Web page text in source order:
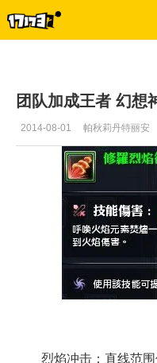
团队加成王者 幻想
2014-08-01 帕秋莉丹特丽安
烈焰冲击：直线范围